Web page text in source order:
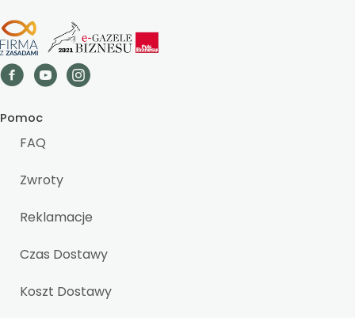
Pomoc
FAQ
Zwroty
Reklamacje
Czas Dostawy
Koszt Dostawy